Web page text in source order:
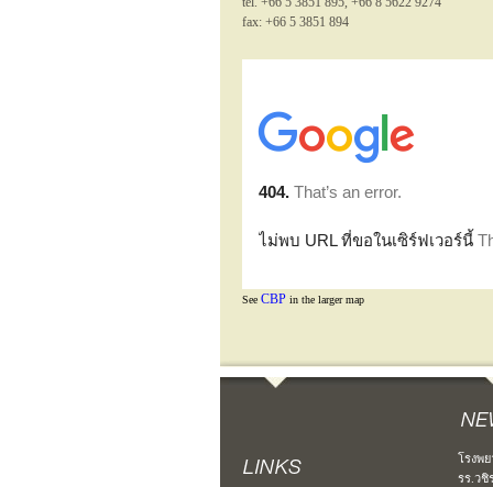
fax: +66 5 3851 894
See CBPin the larger map
โรงพ
รร.วชิ